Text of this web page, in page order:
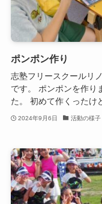
ポンポン作り
志塾フリースクールリ
です。 ポンポンを作り
た。 初めて作くったけ
2024年9月6日 活動の様子